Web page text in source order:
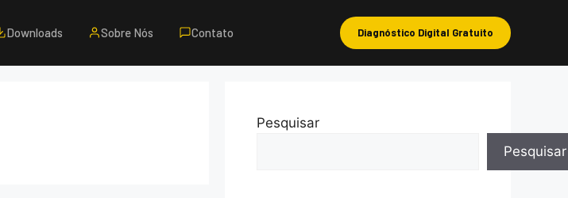
Downloads Sobre Nós Contato Diagnóstico Digital Gratuito
Pesquisar
Pesquisar